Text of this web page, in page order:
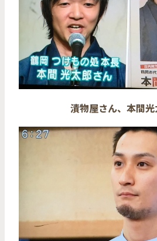
漬物屋さん、本間